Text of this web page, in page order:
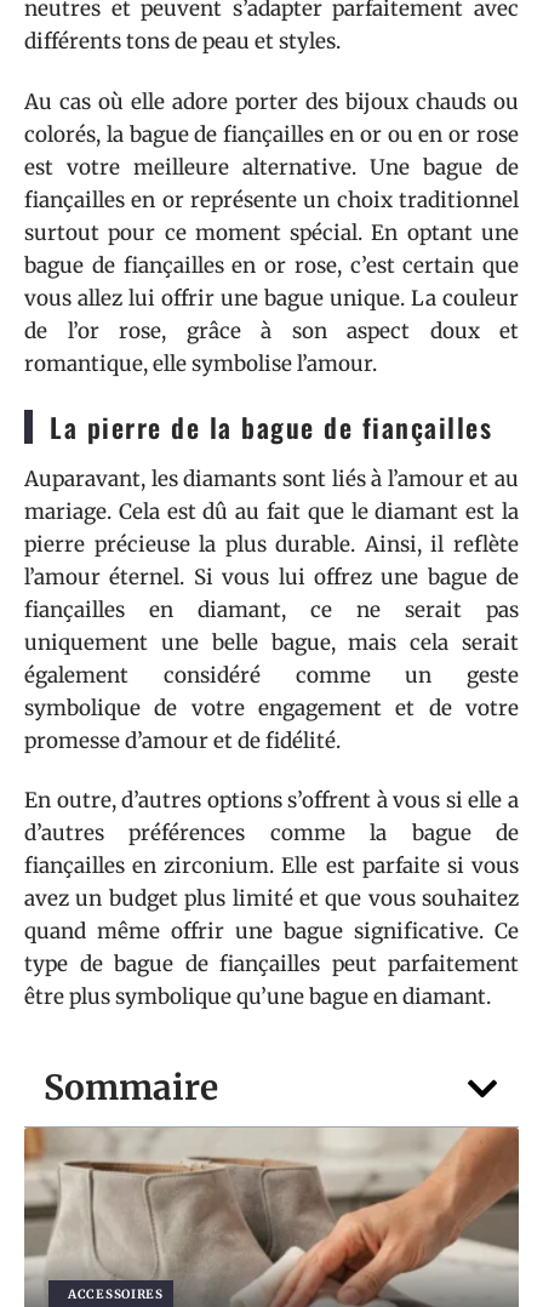
Sommaire
ACCESSOIRES
neutres et peuvent s’adapter parfaitement avec
différents tons de peau et styles.
Au cas où elle adore porter des bijoux chauds ou
colorés, la bague de fiançailles en or ou en or rose
est votre meilleure alternative. Une bague de
fiançailles en or représente un choix traditionnel
surtout pour ce moment spécial. En optant une
bague de fiançailles en or rose, c’est certain que
vous allez lui offrir une bague unique. La couleur
de l’or rose, grâce à son aspect doux et
romantique, elle symbolise l’amour.
La pierre de la bague de fiançailles
Auparavant, les diamants sont liés à l’amour et au
mariage. Cela est dû au fait que le diamant est la
pierre précieuse la plus durable. Ainsi, il reflète
l’amour éternel. Si vous lui offrez une bague de
fiançailles en diamant, ce ne serait pas
uniquement une belle bague, mais cela serait
également considéré comme un geste
symbolique de votre engagement et de votre
promesse d’amour et de fidélité.
En outre, d’autres options s’offrent à vous si elle a
d’autres préférences comme la bague de
fiançailles en zirconium. Elle est parfaite si vous
avez un budget plus limité et que vous souhaitez
quand même offrir une bague significative. Ce
type de bague de fiançailles peut parfaitement
être plus symbolique qu’une bague en diamant.